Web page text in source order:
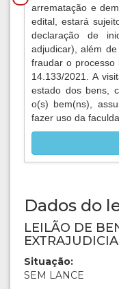
arrematação e
edital, estará
declaração de
adjudicar), além
fraudar o processo
14.133/2021. A
estado dos bens,
o(s) bem(ns),
fazer uso da
Dados do
LEILÃO DE
Situação:
SEM LANCE